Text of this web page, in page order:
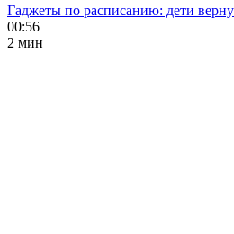
Гаджеты по расписанию: дети
00:56
2 мин